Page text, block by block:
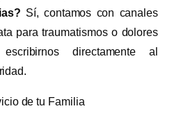
Sí, contamos con canales
para traumatismos o dolores
directamente al
de tu Familia